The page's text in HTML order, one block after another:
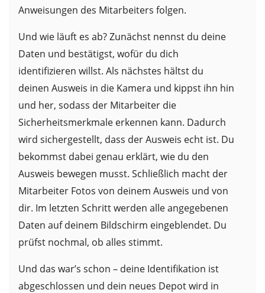
Anweisungen des Mitarbeiters folgen.
Und wie läuft es ab? Zunächst nennst du deine
Daten und bestätigst, wofür du dich
identifizieren willst. Als nächstes hältst du
deinen Ausweis in die Kamera und kippst ihn hin
und her, sodass der Mitarbeiter die
Sicherheitsmerkmale erkennen kann. Dadurch
wird sichergestellt, dass der Ausweis echt ist. Du
bekommst dabei genau erklärt, wie du den
Ausweis bewegen musst. Schließlich macht der
Mitarbeiter Fotos von deinem Ausweis und von
dir. Im letzten Schritt werden alle angegebenen
Daten auf deinem Bildschirm eingeblendet. Du
prüfst nochmal, ob alles stimmt.
Und das war’s schon – deine Identifikation ist
abgeschlossen und dein neues Depot wird in